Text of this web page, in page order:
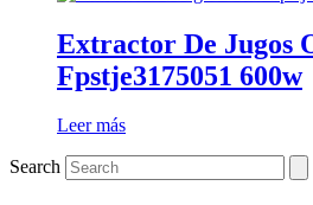
Extractor De Jugos
Fpstje3175051 600w
Leer más
Search